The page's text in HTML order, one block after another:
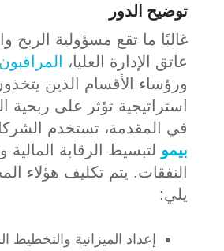
توضيح الدور
غالبًا ما تقع مسؤولية الربح
عاتق الإدارة العليا،
ورؤساء الأقسام الذين
استراتيجية تؤثر على ربحية
في المقدمة، تستخدم
بيمو لتبسيط الرقابة
النفقات. يتم تكليف هؤلاء
يلي:
إعداد الميزانية والتخطيط